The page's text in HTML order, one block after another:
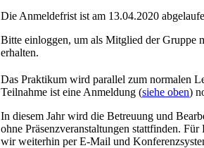
Die Anmeldefrist ist am 13.04.2020
Bitte einloggen, um als Mitglied der Gruppe
erhalten.
Das Praktikum wird parallel zum normalen
Teilnahme ist eine Anmeldung (siehe oben)
In diesem Jahr wird die Betreuung und
ohne Präsenzveranstaltungen stattfinden.
wir weiterhin per E-Mail und